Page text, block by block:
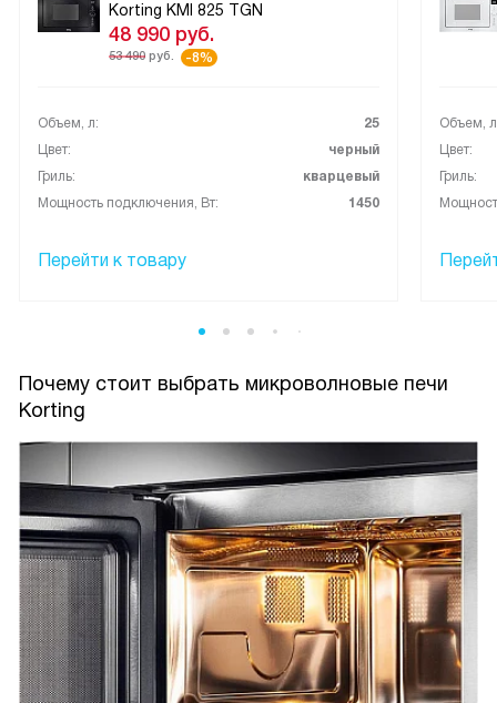
Korting KMI 825 TGN
48 990 руб.
53 490 руб. -8%
Объем, л:
25
Цвет:
черный
Гриль:
кварцевый
Мощность подключения, Вт:
1450
Перейти к товару
Объем,
Цвет:
Гриль:
Почему стоит выбрать микроволновые печи
Korting